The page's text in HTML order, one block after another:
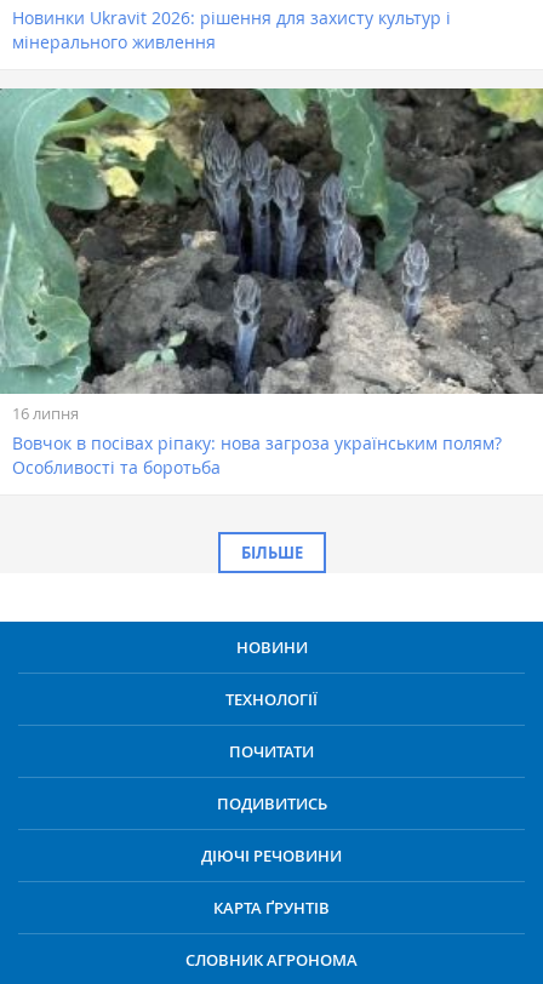
Новинки Ukravit 2026: рішення для захисту культур і
мінерального живлення
16 липня
Вовчок в посівах ріпаку: нова загроза українським полям?
Особливості та боротьба
БІЛЬШЕ
НОВИНИ
ТЕХНОЛОГІЇ
ПОЧИТАТИ
ПОДИВИТИСЬ
ДІЮЧІ РЕЧОВИНИ
КАРТА ҐРУНТІВ
СЛОВНИК АГРОНОМА